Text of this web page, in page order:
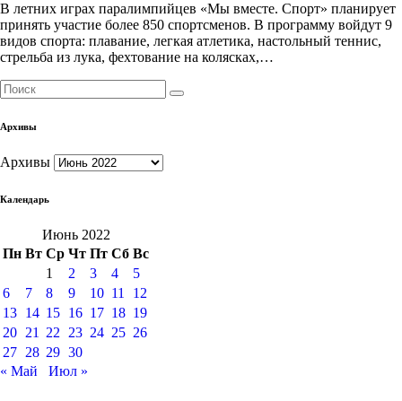
В летних играх паралимпийцев «Мы вместе. Спорт» планирует
принять участие более 850 спортсменов. В программу войдут 9
видов спорта: плавание, легкая атлетика, настольный теннис,
стрельба из лука, фехтование на колясках,…
Архивы
Архивы
Календарь
Июнь 2022
Пн Вт Ср Чт Пт Сб Вс
1
2 3 4
5
6
7 8 9 10 11
12
13 14 15 16 17 18 19
20 21 22 23 24 25 26
27 28 29 30
« Май
Июл »